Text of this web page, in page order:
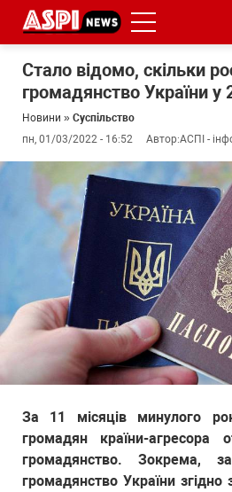
Стало відомо, скільки
громадянство України у
Новини » Суспільство
пн, 01/03/2022 - 16:52
Автор:АСПІ -
За 11 місяців минулого
громадян країни-агресора
громадянство. Зокрема,
громадянство України
#боротьба
з
корупцією
#ДФС